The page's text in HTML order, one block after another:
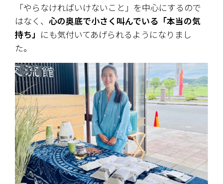
「やらなければいけないこと」を中心にするので
はなく、 心の奥底で小さく叫んでいる「本当の気
持ち」 にも気付いてあげられるようになりまし
た。